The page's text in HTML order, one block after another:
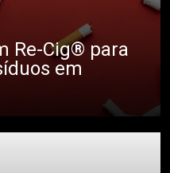
Re-Cig® para
em